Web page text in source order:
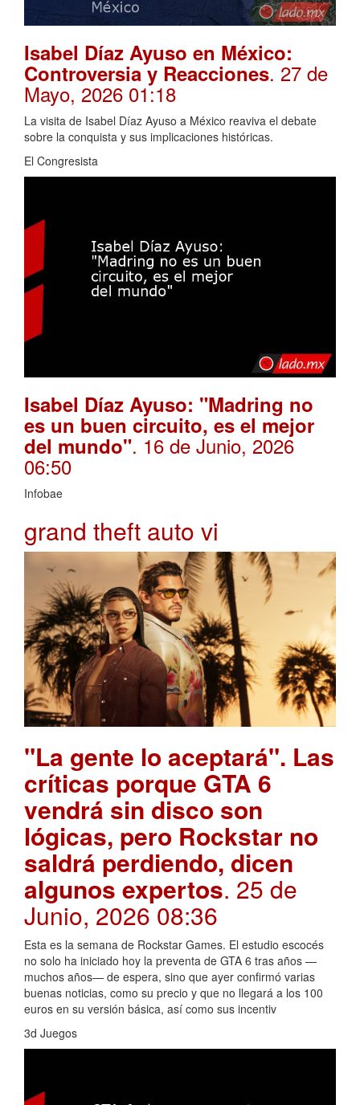
Isabel Díaz Ayuso en México:
Controversia y Reacciones. 27 de
Mayo, 2026 01:18
La visita de Isabel Díaz Ayuso a México reaviva el debate
sobre la conquista y sus implicaciones históricas.
El Congresista
Isabel Díaz Ayuso: "Madring no
es un buen circuito, es el mejor
del mundo". 16 de Junio, 2026
06:50
Infobae
grand theft auto vi
"La gente lo aceptará". Las
críticas porque GTA 6
vendrá sin disco son
lógicas, pero Rockstar no
saldrá perdiendo, dicen
algunos expertos. 25 de
Junio, 2026 08:36
Esta es la semana de Rockstar Games. El estudio escocés
no solo ha iniciado hoy la preventa de GTA 6 tras años —
muchos años— de espera, sino que ayer confirmó varias
buenas noticias, como su precio y que no llegará a los 100
euros en su versión básica, así como sus incentiv
3d Juegos